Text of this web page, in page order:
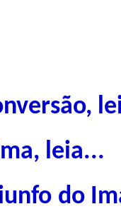
leia...
do